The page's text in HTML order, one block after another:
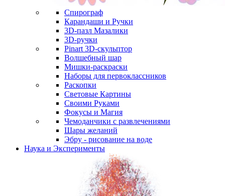
Спирограф
Карандаши и Ручки
3D-пазл Мазалики
3D-ручки
Pinart 3D-скульптор
Волшебный шар
Мишки-раскраски
Наборы для первоклассников
Раскопки
Световые Картины
Своими Руками
Фокусы и Магия
Чемоданчики с развлечениями
Шары желаний
Эбру - рисование на воде
Наука и Эксперименты